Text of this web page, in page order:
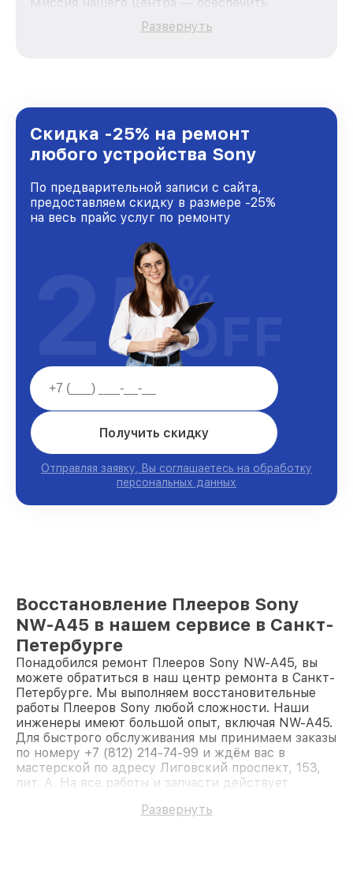
Миссия нашего центра — обеспечить
качественный и доступный ремонт для
каждого пользователя продукции Sony, вне
Санкт-Петербурге, постоянно повышая
уровень доверия и лояльности наших
клиентов.
Развернуть
Скидка -25% на ремонт
любого устройства Sony
По предварительной записи с сайта,
предоставляем скидку в размере -25%
на весь прайс услуг по ремонту
Получить скидку
Отправляя заявку, Вы соглашаетесь на обработку
персональных данных
25%
OFF
Восстановление Плееров Sony
NW-A45 в нашем сервисе в Санкт-
Петербурге
Понадобился ремонт Плееров Sony NW-A45, вы
можете обратиться в наш центр ремонта в Санкт-
Петербурге. Мы выполняем восстановительные
работы Плееров Sony любой сложности. Наши
инженеры имеют большой опыт, включая NW-A45.
Для быстрого обслуживания мы принимаем заказы
по номеру +7 (812) 214-74-99 и ждём вас в
мастерской по адресу Лиговский проспект, 153,
лит. А. На все работы и запчасти действует
Развернуть